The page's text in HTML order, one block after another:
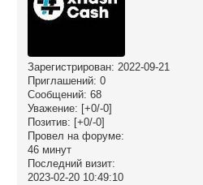
Зарегистрирован: 2022-09-21
Приглашений: 0
Сообщений: 68
Уважение: [+0/-0]
Позитив: [+0/-0]
Провел на форуме:
46 минут
Последний визит:
2023-02-20 10:49:10